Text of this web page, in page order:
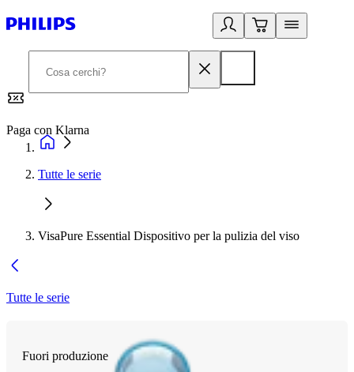
Paga con Klarna
Tutte le serie
VisaPure Essential Dispositivo per la pulizia del viso
Tutte le serie
Fuori produzione